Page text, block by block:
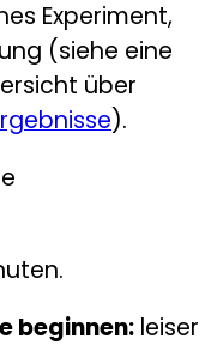
Experiment,
(siehe eine
über
).
beginnen: leiser